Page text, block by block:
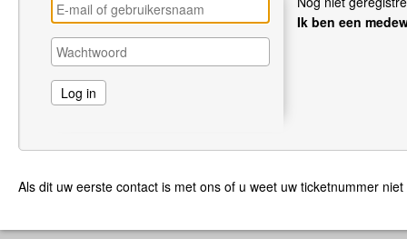
Ik ben een
Als dit uw eerste contact is met ons of u weet uw ticketnummer